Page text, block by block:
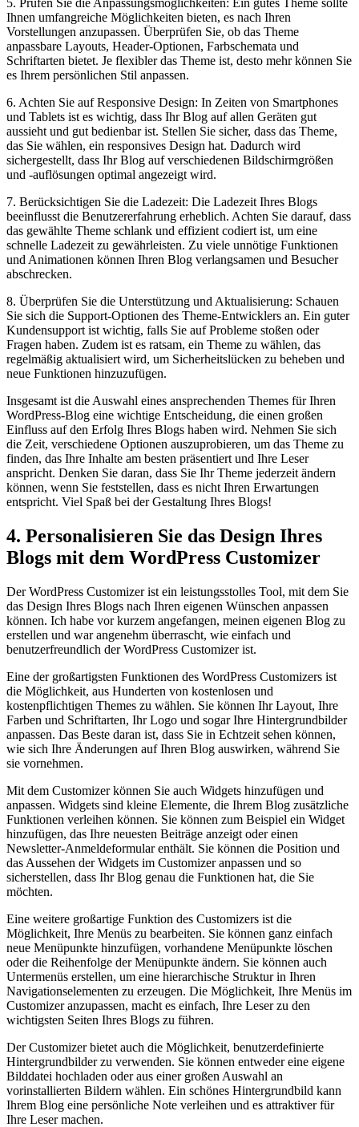
Ihnen umfangreiche Möglichkeiten bieten, es nach Ihren
Vorstellungen anzupassen. Überprüfen Sie, ob das Theme
anpassbare Layouts, Header-Optionen, Farbschemata und
Schriftarten bietet. Je flexibler das Theme ist, desto mehr können Sie
es Ihrem persönlichen Stil anpassen.
6. Achten Sie auf Responsive Design: In Zeiten von Smartphones
und Tablets ist es wichtig, dass Ihr Blog auf allen Geräten gut
aussieht und gut bedienbar ist. Stellen Sie sicher, dass das Theme,
das Sie wählen, ein responsives Design hat. Dadurch wird
sichergestellt, dass Ihr Blog auf verschiedenen Bildschirmgrößen
und -auflösungen optimal angezeigt wird.
7. Berücksichtigen Sie die Ladezeit: Die Ladezeit Ihres Blogs
beeinflusst die Benutzererfahrung erheblich. Achten Sie darauf, dass
das gewählte Theme schlank und effizient codiert ist, um eine
schnelle Ladezeit zu gewährleisten. Zu viele unnötige Funktionen
und Animationen können Ihren Blog verlangsamen und Besucher
abschrecken.
8. Überprüfen Sie die Unterstützung und Aktualisierung: Schauen
Sie sich die Support-Optionen des Theme-Entwicklers an. Ein guter
Kundensupport ist wichtig, falls Sie auf Probleme stoßen oder
Fragen haben. Zudem ist es ratsam, ein Theme zu wählen, das
regelmäßig aktualisiert wird, um Sicherheitslücken zu beheben und
neue Funktionen hinzuzufügen.
Insgesamt ist die Auswahl eines ansprechenden Themes für Ihren
WordPress-Blog eine wichtige Entscheidung, die einen großen
Einfluss auf den Erfolg Ihres Blogs haben wird. Nehmen Sie sich
die Zeit, verschiedene Optionen auszuprobieren, um das Theme zu
finden, das Ihre Inhalte am besten präsentiert und Ihre Leser
anspricht. Denken Sie daran, dass Sie Ihr Theme jederzeit ändern
können, wenn Sie feststellen, dass es nicht Ihren Erwartungen
entspricht. Viel Spaß bei der Gestaltung Ihres Blogs!
4. Personalisieren Sie das Design Ihres
Blogs mit dem WordPress Customizer
Der WordPress Customizer ist ein leistungsstolles Tool, mit dem Sie
das Design Ihres Blogs nach Ihren eigenen Wünschen anpassen
können. Ich habe vor kurzem angefangen, meinen eigenen Blog zu
erstellen und war angenehm überrascht, wie einfach und
benutzerfreundlich der WordPress Customizer ist.
Eine der großartigsten Funktionen des WordPress Customizers ist
die Möglichkeit, aus Hunderten von kostenlosen und
kostenpflichtigen Themes zu wählen. Sie können Ihr Layout, Ihre
Farben und Schriftarten, Ihr Logo und sogar Ihre Hintergrundbilder
anpassen. Das Beste daran ist, dass Sie in Echtzeit sehen können,
wie sich Ihre Änderungen auf Ihren Blog auswirken, während Sie
sie vornehmen.
Mit dem Customizer können Sie auch Widgets hinzufügen und
anpassen. Widgets sind kleine Elemente, die Ihrem Blog zusätzliche
Funktionen verleihen können. Sie können zum Beispiel ein Widget
hinzufügen, das Ihre neuesten Beiträge anzeigt oder einen
Newsletter-Anmeldeformular enthält. Sie können die Position und
das Aussehen der Widgets im Customizer anpassen und so
sicherstellen, dass Ihr Blog genau die Funktionen hat, die Sie
möchten.
Eine weitere großartige Funktion des Customizers ist die
Möglichkeit, Ihre Menüs zu bearbeiten. Sie können ganz einfach
neue Menüpunkte hinzufügen, vorhandene Menüpunkte löschen
oder die Reihenfolge der Menüpunkte ändern. Sie können auch
Untermenüs erstellen, um eine hierarchische Struktur in Ihren
Navigationselementen zu erzeugen. Die Möglichkeit, Ihre Menüs im
Customizer anzupassen, macht es einfach, Ihre Leser zu den
wichtigsten Seiten Ihres Blogs zu führen.
Der Customizer bietet auch die Möglichkeit, benutzerdefinierte
Hintergrundbilder zu verwenden. Sie können entweder eine eigene
Bilddatei hochladen oder aus einer großen Auswahl an
vorinstallierten Bildern wählen. Ein schönes Hintergrundbild kann
Ihrem Blog eine persönliche Note verleihen und es attraktiver für
Ihre Leser machen.